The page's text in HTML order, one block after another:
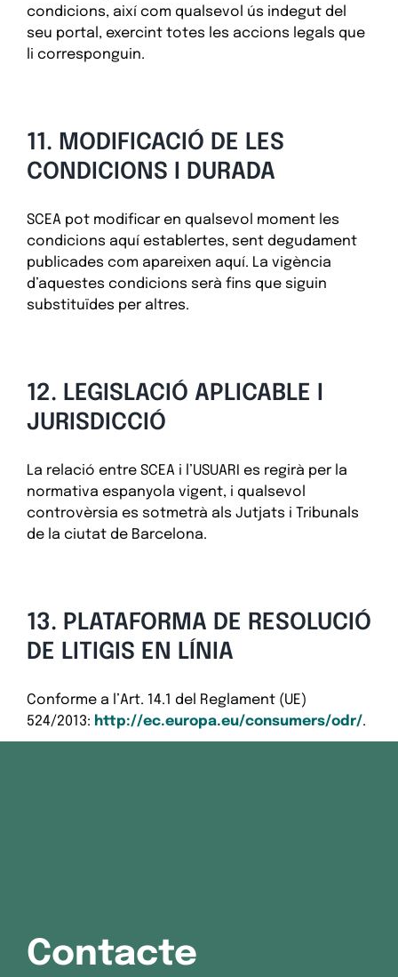
condicions, així com qualsevol ús indegut del
seu portal, exercint totes les accions legals que
li corresponguin.
11. MODIFICACIÓ DE LES
CONDICIONS I DURADA
SCEA pot modificar en qualsevol moment les
condicions aquí establertes, sent degudament
publicades com apareixen aquí. La vigència
d’aquestes condicions serà fins que siguin
substituïdes per altres.
12. LEGISLACIÓ APLICABLE I
JURISDICCIÓ
La relació entre SCEA i l’USUARI es regirà per la
normativa espanyola vigent, i qualsevol
controvèrsia es sotmetrà als Jutjats i Tribunals
de la ciutat de Barcelona.
13. PLATAFORMA DE RESOLUCIÓ
DE LITIGIS EN LÍNIA
Conforme a l’Art. 14.1 del Reglament (UE)
524/2013: http://ec.europa.eu/consumers/odr/.
Contacte